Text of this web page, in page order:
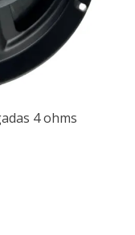
4 ohms